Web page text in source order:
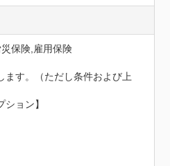
保険,雇用保険
ます。（ただし条件および上
ョン】